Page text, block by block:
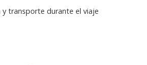
y transporte durante el viaje